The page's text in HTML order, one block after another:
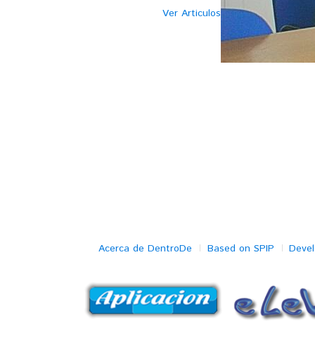
Ver Articulos
Acerca de DentroDe Based on SPIP